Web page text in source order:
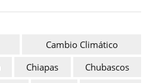
Cambio Climático
Chiapas
Chubascos